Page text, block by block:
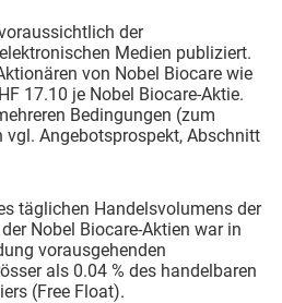
der
Medien publiziert.
von Nobel Biocare wie
17.10 je Nobel Biocare-Aktie.
Bedingungen (zum
vgl. Angebotsprospekt, Abschnitt
täglichen Handelsvolumens der
Nobel Biocare-Aktien war in
vorausgehenden
als 0.04 % des handelbaren
(Free Float).